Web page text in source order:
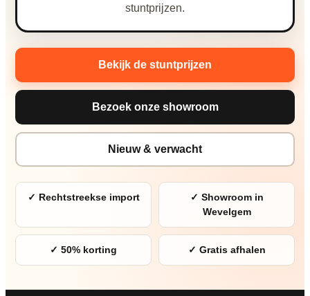
stuntprijzen.
Bekijk de stuntprijzen
Bezoek onze showroom
Nieuw & verwacht
✓ Rechtstreekse import
✓ Showroom in
Wevelgem
✓ 50% korting ✓ Gratis afhalen